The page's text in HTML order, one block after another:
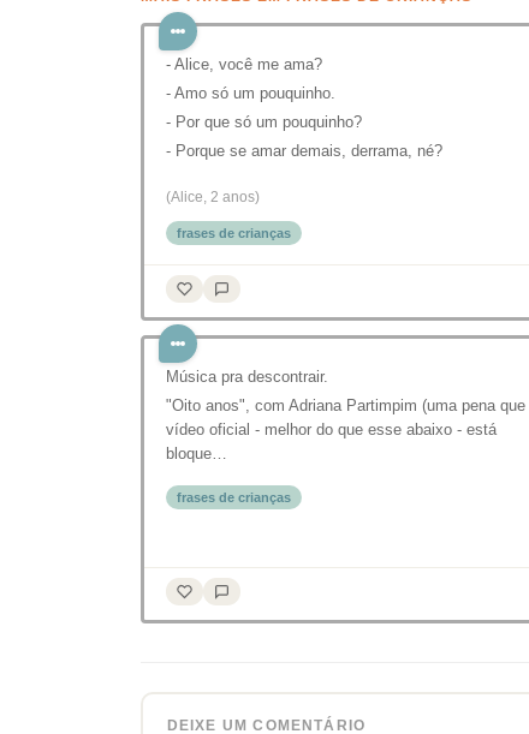
- Alice, você me ama?
- Amo só um pouquinho.
- Por que só um pouquinho?
- Porque se amar demais, derrama, né?
(Alice, 2 anos)
frases de crianças
Música pra descontrair.
"Oito anos", com Adriana Partimpim (uma pena que
vídeo oficial - melhor do que esse abaixo - está
bloque…
frases de crianças
DEIXE UM COMENTÁRIO